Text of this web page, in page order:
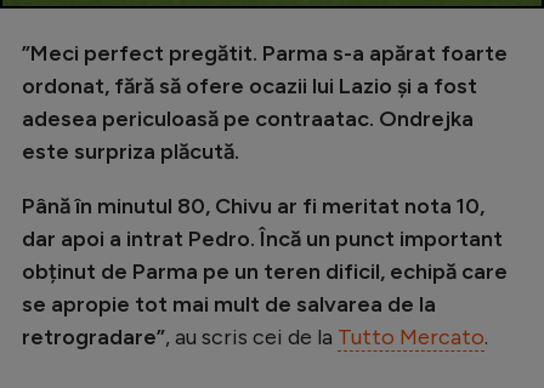
”Meci perfect pregătit. Parma s-a apărat foarte
ordonat, fără să ofere ocazii lui Lazio și a fost
adesea periculoasă pe contraatac. Ondrejka
este surpriza plăcută.
Până în minutul 80, Chivu ar fi meritat nota 10,
dar apoi a intrat Pedro. Încă un punct important
obținut de Parma pe un teren dificil, echipă care
se apropie tot mai mult de salvarea de la
retrogradare”, au scris cei de la Tutto Mercato.